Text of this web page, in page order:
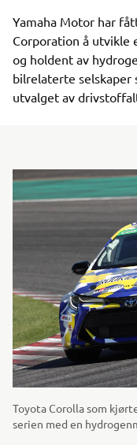
Yamaha Motor har
Corporation å
og holdent av
bilrelaterte
utvalget av
Toyota Corolla som
serien med en